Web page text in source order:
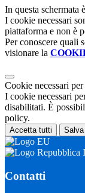
In questa schermata
I cookie necessari
piattaforma e non è
Per conoscere quali
visionare la
Cookie necessari
I cookie necessari
disabilitati. È
policy.
Accetta tutti
Contatti